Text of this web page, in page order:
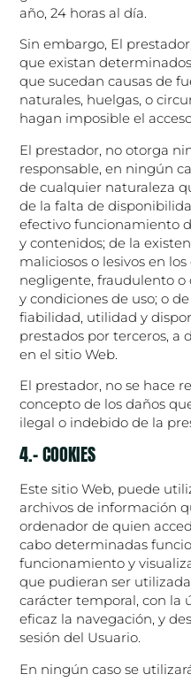
año, 24 horas al día.
Sin embargo, El
que existan
que sucedan causas de
naturales, huelgas, o
hagan imposible el
El prestador, no otorga
responsable, en ningún
de cualquier naturaleza
de la falta de
efectivo funcionamiento
y contenidos; de la
maliciosos o lesivos en
negligente, fraudulento o
y condiciones de uso; o
fiabilidad, utilidad y
prestados por terceros, a
en el sitio Web.
El prestador, no se hace
concepto de los daños
ilegal o indebido de la
4.- COOKIES
Este sitio Web, puede
archivos de información
ordenador de quien
cabo determinadas
funcionamiento y
que pudieran ser
carácter temporal, con la
eficaz la navegación, y
sesión del Usuario.
En ningún caso se